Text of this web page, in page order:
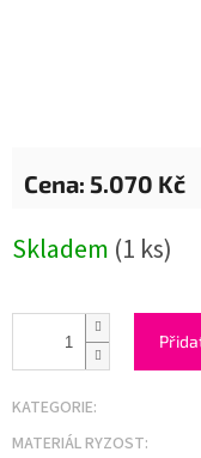
5.070 Kč
cena:
Skladem (1 ks)
KATEGORIE:
MATERIÁL RYZOST: